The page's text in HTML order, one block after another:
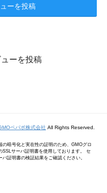
ーを投稿
ーを投稿
ペパボ株式会社 All Rights Reserved.
の暗号化と実在性の証明のため、GMOグロ
SSLサーバ証明書を使用しております。 セ
バ証明書の検証結果をご確認ください。